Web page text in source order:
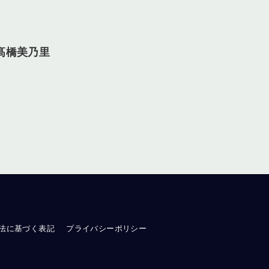
橋美乃里
に基づく表記 プライバシーポリシー